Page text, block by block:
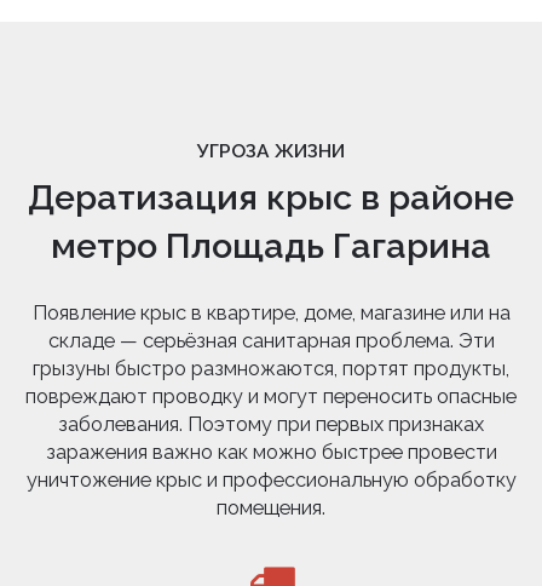
УГРОЗА ЖИЗНИ
Дератизация крыс в районе
метро Площадь Гагарина
Появление крыс в квартире, доме, магазине или на
складе — серьёзная санитарная проблема. Эти
грызуны быстро размножаются, портят продукты,
повреждают проводку и могут переносить опасные
заболевания. Поэтому при первых признаках
заражения важно как можно быстрее провести
уничтожение крыс и профессиональную обработку
помещения.